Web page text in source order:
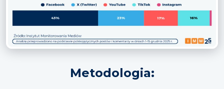
Metodologia: